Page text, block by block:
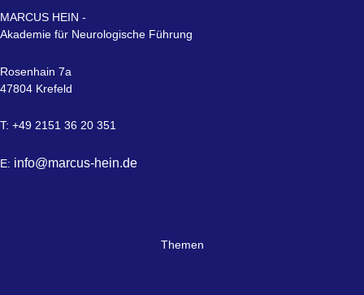
MARCUS HEIN -
Akademie für Neurologische Führung
Rosenhain 7a
47804 Krefeld
T: +49 2151 36 20 351
E: info@marcus-hein.de
Themen